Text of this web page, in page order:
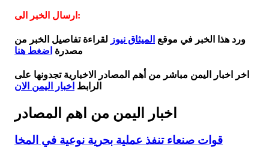
ارسال الخبر الى:
ورد هذا الخبر في موقع الميثاق نيوز لقراءة تفاصيل الخبر من
مصدرة اضغط هنا
اخر اخبار اليمن مباشر من أهم المصادر الاخبارية تجدونها على
الرابط اخبار اليمن الان
اخبار اليمن من اهم المصادر
قوات صنعاء تنفذ عملية بحرية نوعية في المخا